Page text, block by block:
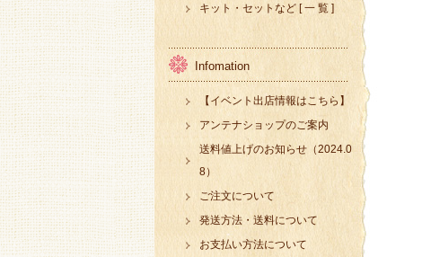
キット・セットなど [ 一 覧 ]
Infomation
【イベント出店情報はこちら】
アンテナショップのご案内
送料値上げのお知らせ（2024.0
8）
ご注文について
発送方法・送料について
お支払い方法について